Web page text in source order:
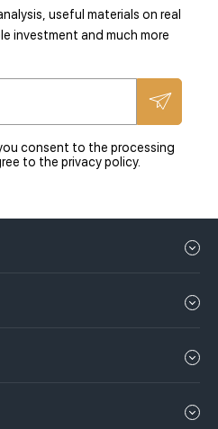
useful materials on real
investment and much more
consent to the processing
to the privacy policy.